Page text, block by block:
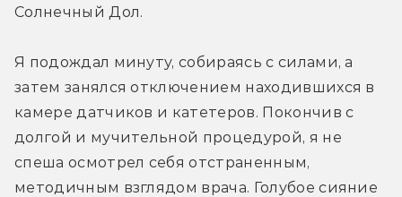
Солнечный Дол.
Я подождал минуту, собираясь с силами, а
затем занялся отключением находившихся в
камере датчиков и катетеров. Покончив с
долгой и мучительной процедурой, я не
спеша осмотрел себя отстраненным,
методичным взглядом врача. Голубое сияние